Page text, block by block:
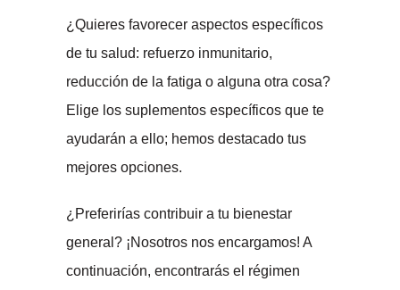
¿Quieres favorecer aspectos específicos
de tu salud: refuerzo inmunitario,
reducción de la fatiga o alguna otra cosa?
Elige los suplementos específicos que te
ayudarán a ello; hemos destacado tus
mejores opciones.
¿Preferirías contribuir a tu bienestar
general? ¡Nosotros nos encargamos! A
continuación, encontrarás el régimen